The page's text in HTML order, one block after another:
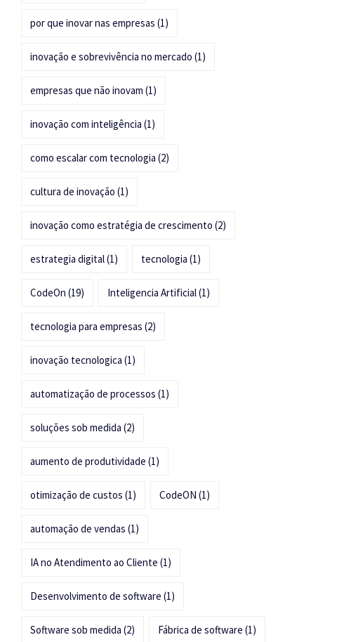
por que inovar nas empresas (1)
inovação e sobrevivência no mercado (1)
empresas que não inovam (1)
inovação com inteligência (1)
como escalar com tecnologia (2)
cultura de inovação (1)
inovação como estratégia de crescimento (2)
estrategia digital(1) tecnologia (1)
CodeOn (19) Inteligencia Artificial(1)
tecnologia para empresas (2)
inovação tecnologica (1)
automatização de processos (1)
soluções sob medida (2)
aumento de produtividade (1)
otimização de custos (1) CodeON (1)
automação de vendas (1)
IA no Atendimento ao Cliente (1)
Desenvolvimento de software (1)
Software sob medida (2) Fábrica de software (1)